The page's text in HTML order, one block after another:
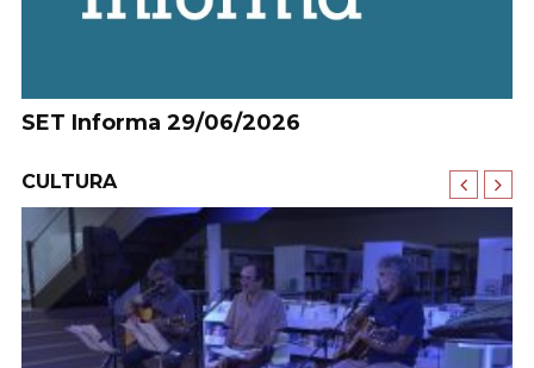
SET Informa 29/06/2026
CULTURA